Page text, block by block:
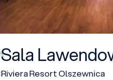
Sala
Riviera Resort Olszewnica